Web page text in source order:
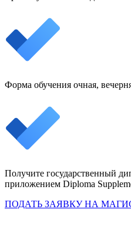
Форма обучения очная,
Получите государственный
приложением Diploma
ПОДАТЬ ЗАЯВКУ НА